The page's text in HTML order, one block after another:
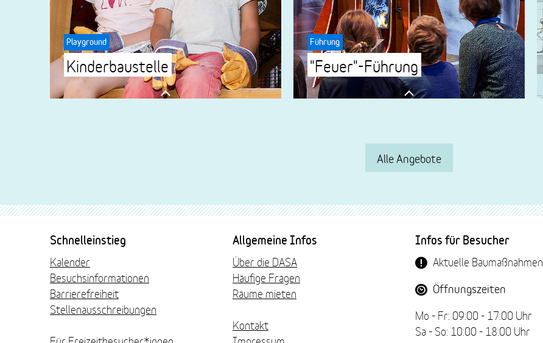
Playground
Kinderbaustelle
Führung
"Feuer"-Führung
Alle Angebote
Fussbereich-
Schnelleinstieg
Kalender
Besuchsinformationen
Barrierefreiheit
Stellenausschreibungen
Allgemeine Infos
Über die DASA
Häufige Fragen
Räume mieten
Kontakt
Infos für Besucher
Aktuelle Baumaßnahmen
Öffnungszeiten
Mo - Fr: 09:00 - 17:00 Uhr
Sa - So: 10:00 - 18:00 Uhr